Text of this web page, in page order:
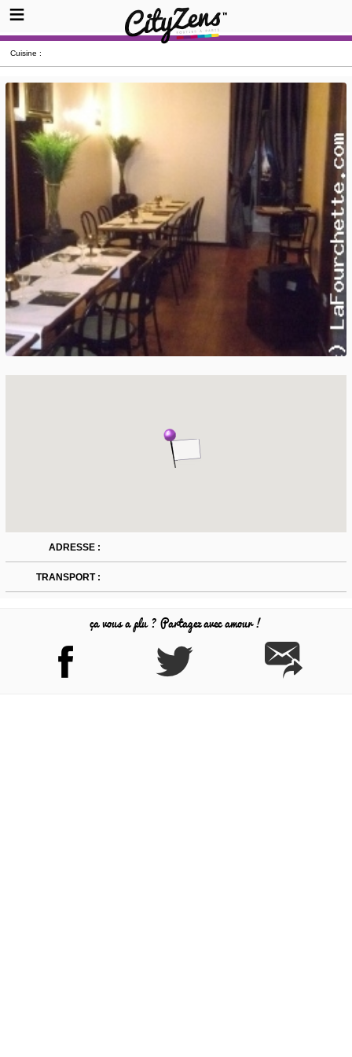
Cuisine :
ADRESSE :
TRANSPORT :
ça vous a plu ? Partagez avec amour !